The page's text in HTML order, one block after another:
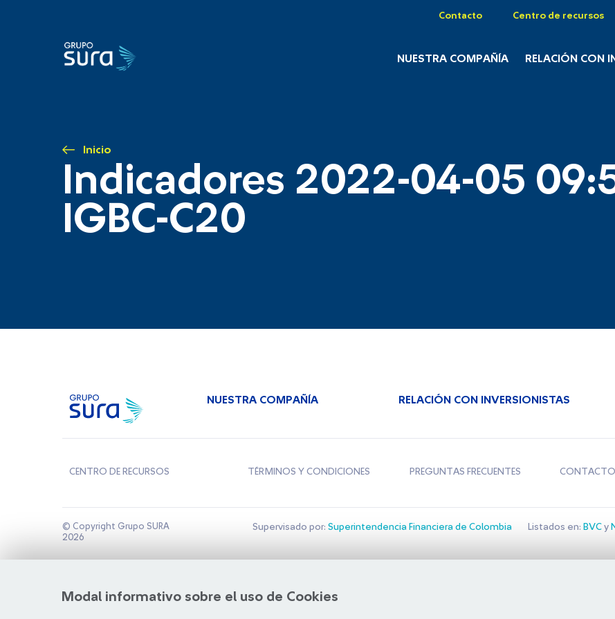
Contacto Centro de recursos
NUESTRA COMPAÑÍA RELACIÓN CON
Inicio
Indicadores 2022-04-05
IGBC-C20
Modal informativo sobre el uso de Cookies
NUESTRA COMPAÑÍA RELACIÓN CON INVERSIONISTAS
CENTRO DE RECURSOS TÉRMINOS Y CONDICIONES PREGUNTAS FRECUENTES CONTACTO
© Copyright Grupo SURA
2026
Supervisado por: Superintendencia Financiera de Colombia Listados en: BVCy